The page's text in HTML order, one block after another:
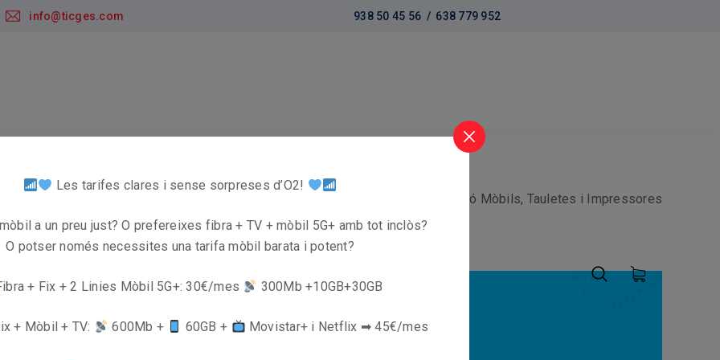
info@ticges.com 938 50 45 56 / 638 779 952
Serveis Formació en seguretat digital
seguretat i tecnologia
Reparació Mòbils, Tauletes i Impressores
De Mòbils,
Les tarifes clares i sense sorpreses d’O2!
a un preu just? O prefereixes fibra + TV + mòbil 5G+ amb tot inclòs?
O potser només necessites una tarifa mòbil barata i potent?
+ Fix + 2 Linies Mòbil 5G+: 30€/mes 300Mb +10GB+30GB
+ Mòbil + TV: 600Mb + 60GB + Movistar+ i Netflix ➡ 45€/mes